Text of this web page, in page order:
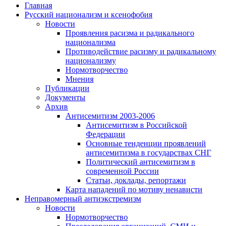
Главная
Русский национализм и ксенофобия
Новости
Проявления расизма и радикального
национализма
Противодействие расизму и радикальному
национализму
Нормотворчество
Мнения
Публикации
Документы
Архив
Антисемитизм 2003-2006
Антисемитизм в Российской
Федерации
Основные тенденции проявлений
антисемитизма в государствах СНГ
Политический антисемитизм в
современной России
Статьи, доклады, репортажи
Карта нападений по мотиву ненависти
Неправомерный антиэкстремизм
Новости
Нормотворчество